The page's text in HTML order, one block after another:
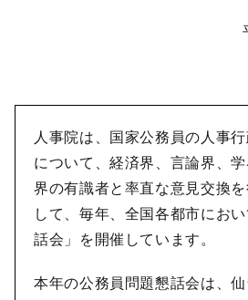
人事院は、国家公務員の人事
について、経済界、言論界、
界の有識者と率直な意見交換
して、毎年、全国各都市にお
話会」を開催しています。
本年の公務員問題懇話会は、